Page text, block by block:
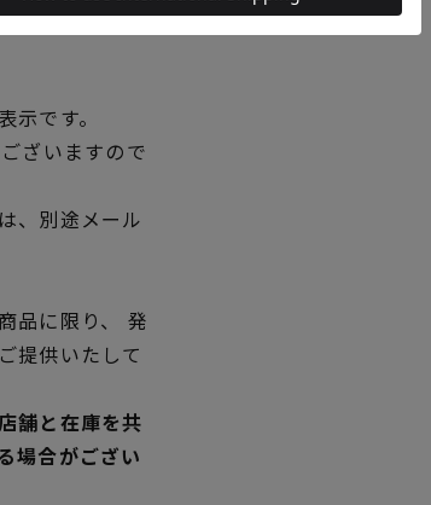
です。
ざいますので
、別途メール
品に限り、 発
提供いたして
舗と在庫を共
場合がござい